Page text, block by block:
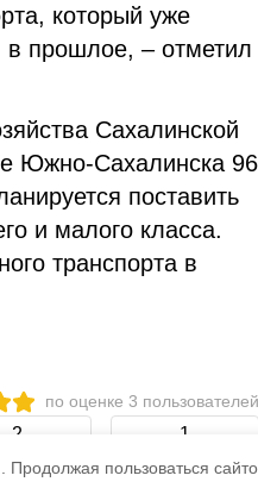
Продолжая пользоваться
который уже
в прошлое, – отметил
Сахалинской
Южно-Сахалинска 96
поставить
и малого класса.
транспорта в
по оценке 3 пользователей
2 1